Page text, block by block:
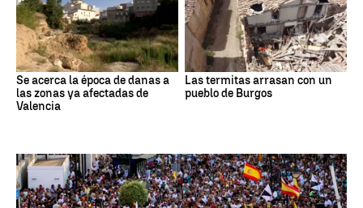
Se acerca la época de danas a
las zonas ya afectadas de
Valencia
Las termitas arrasan con un
pueblo de Burgos